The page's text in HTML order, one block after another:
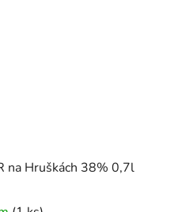
na Hruškách 38% 0,7l